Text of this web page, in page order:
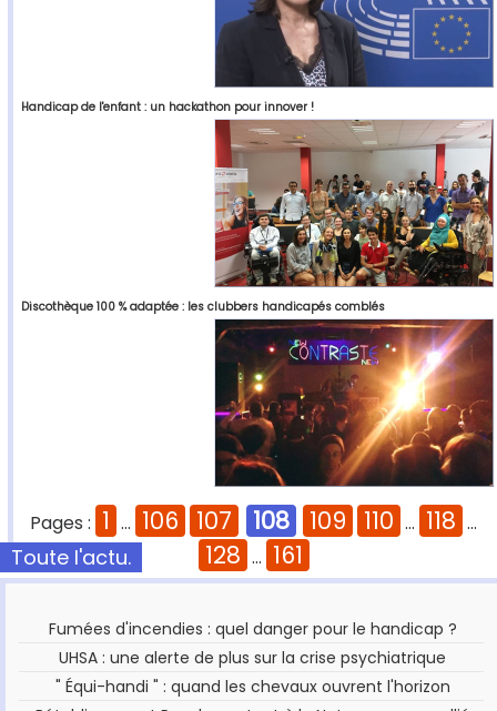
Handicap de l'enfant : un hackathon pour innover !
Discothèque 100 % adaptée : les clubbers handicapés comblés
Pages : 1 ... 106 107 108 109 110 ... 118 ...
128 ... 161
Toute l'actu.
Fumées d'incendies : quel danger pour le handicap ?
UHSA : une alerte de plus sur la crise psychiatrique
" Équi-handi " : quand les chevaux ouvrent l'horizon